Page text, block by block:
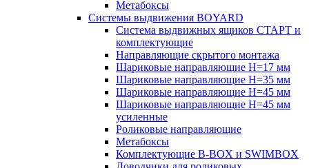
Метабоксы
Системы выдвижения BOYARD
Система выдвижных ящиков СТАРТ и
комплектующие
Направляющие скрытого монтажа
Шариковые направляющие H=17 мм
Шариковые направляющие H=35 мм
Шариковые направляющие H=45 мм
Шариковые направляющие H=45 мм
усиленные
Роликовые направляющие
Метабоксы
Комплектующие B-BOX и SWIMBOX